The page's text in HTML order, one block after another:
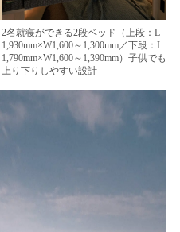
2名就寝ができる2段ベッド（上段：L
1,930mm×W1,600～1,300mm／下段：L
1,790mm×W1,600～1,390mm）子供でも
上り下りしやすい設計